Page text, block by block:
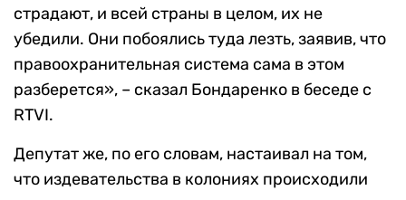
страдают, и всей страны в целом, их не
убедили. Они побоялись туда лезть, заявив, что
правоохранительная система сама в этом
разберется», – сказал Бондаренко в беседе с
RTVI.
Депутат же, по его словам, настаивал на том,
что издевательства в колониях происходили